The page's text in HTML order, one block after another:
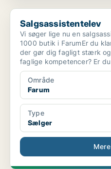
Salgsassistentelev
Salgsassistentelev
Vi søger lige nu en
1000 butik i FarumEr du
der gør dig fagligt stærk
faglige kompetencer? Er
Område
Farum
Type
Sælger